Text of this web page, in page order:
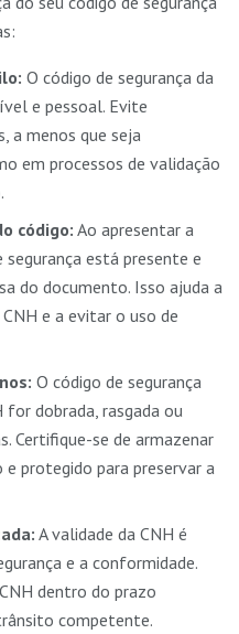
O código de segurança da
e pessoal. Evite
a menos que seja
em processos de validação
código: Ao apresentar a
segurança está presente e
do documento. Isso ajuda a
e a evitar o uso de
O código de segurança
for dobrada, rasgada ou
Certifique-se de armazenar
protegido para preservar a
A validade da CNH é
e a conformidade.
dentro do prazo
competente.